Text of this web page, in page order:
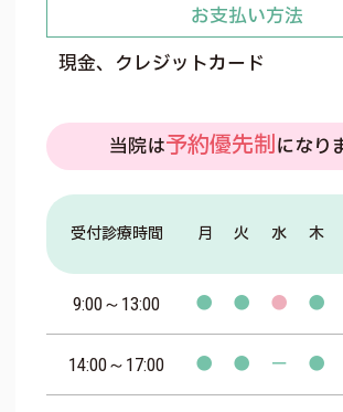
お支払い方法
現金、クレジットカード
当院は予約優先制になり
受付診療時間 月 火 水 木
9:00～13:00 ● ● ● ●
14:00～17:00 ● ● － ●